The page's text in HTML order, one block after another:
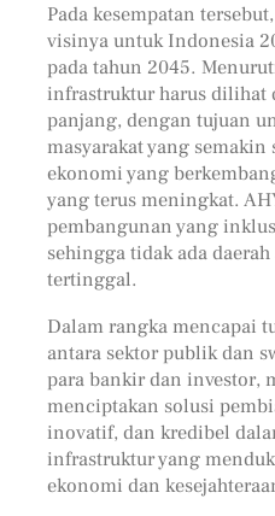
Pada kesempatan
visinya untuk Indonesia
pada tahun 2045.
infrastruktur harus dilihat
panjang, dengan tujuan
masyarakat yang semakin
ekonomi yang
yang terus meningkat.
pembangunan yang
sehingga tidak ada
tertinggal.
Dalam rangka mencapai
antara sektor publik dan
para bankir dan investor,
menciptakan solusi
inovatif, dan kredibel
infrastruktur yang
ekonomi dan